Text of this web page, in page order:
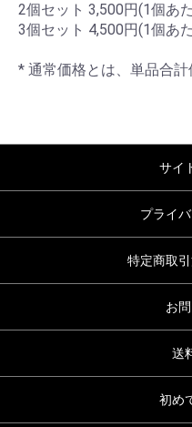
2個セット 3,500円(1個あ
3個セット 4,500円(1個あ
* 通常価格とは、単品合計
サイ
プライ
特定商取
お
送
初め